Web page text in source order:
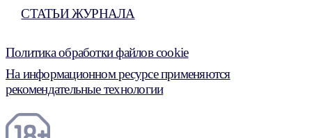
СТАТЬИ ЖУРНАЛА
Политика обработки файлов cookie
На информационном ресурсе применяются
рекомендательные технологии